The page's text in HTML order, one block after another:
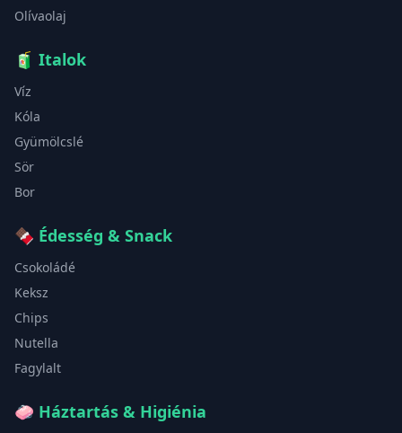
Olívaolaj
🧃 Italok
Víz
Kóla
Gyümölcslé
Sör
Bor
🍫 Édesség & Snack
Csokoládé
Keksz
Chips
Nutella
Fagylalt
🧼 Háztartás & Higiénia